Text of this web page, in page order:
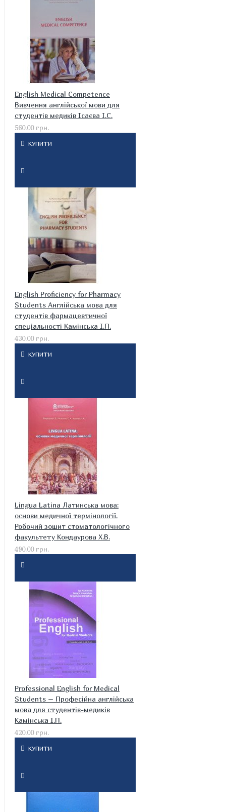
English Medical Competence
Вивчення англійської мови для
студентів медиків Ісаєва І.С.
560.00 грн.
КУПИТИ
English Proficiency for Pharmacy
Students Англійська мова для
студентів фармацевтичної
спеціальності Камінська І.П.
430.00 грн.
КУПИТИ
Lingua Latina Латинська мова:
основи медичної термінології.
Робочий зошит стоматологічного
факультету Кондаурова Х.В.
490.00 грн.
Professional English for Medical
Students – Професійна англійська
мова для студентів-медиків
Камінська І.П.
420.00 грн.
КУПИТИ